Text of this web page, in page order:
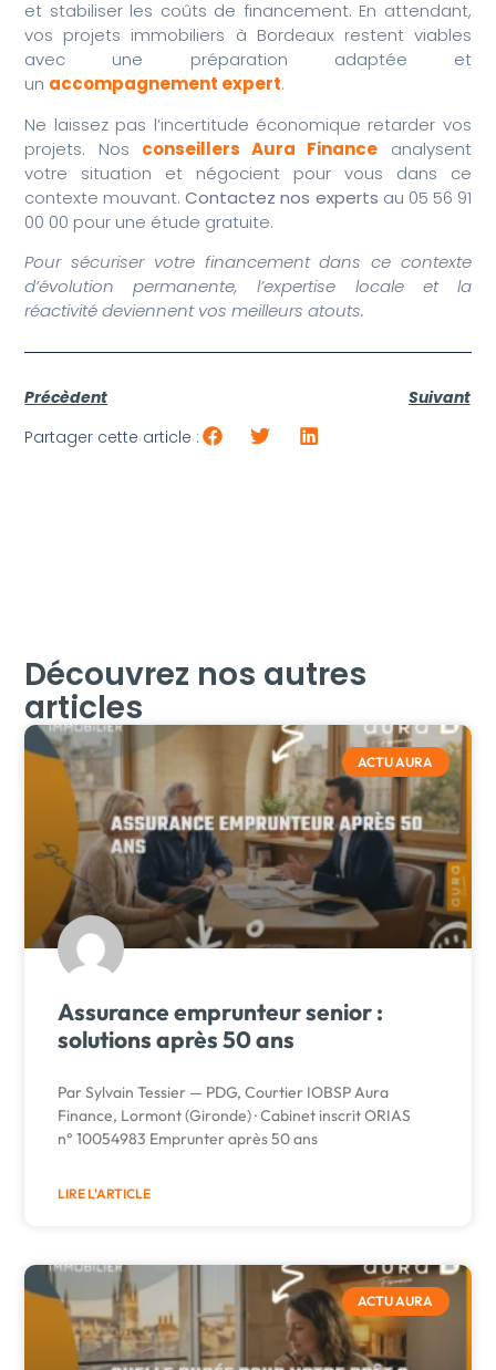
et stabiliser les coûts de financement. En attendant,
vos projets immobiliers à Bordeaux restent viables
avec une préparation adaptée et
un accompagnement expert.
Ne laissez pas l’incertitude économique retarder vos
projets. Nos conseillers Aura Finance analysent
votre situation et négocient pour vous dans ce
contexte mouvant.Contactez nos experts au 05 56 91
00 00 pour une étude gratuite.
Pour sécuriser votre financement dans ce contexte
d’évolution permanente, l’expertise locale et la
réactivité deviennent vos meilleurs atouts.
Précèdent
Suivant
Partager cette article :
Découvrez nos autres
articles
ACTU AURA
Assurance emprunteur senior :
solutions après 50 ans
Par Sylvain Tessier — PDG, Courtier IOBSP Aura
Finance, Lormont (Gironde) · Cabinet inscrit ORIAS
n° 10054983 Emprunter après 50 ans
LIRE L'ARTICLE
ACTU AURA